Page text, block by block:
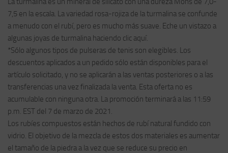
7,5 en la escala. La variedad rosa-rojiza de la turmalina se confunde
a menudo con el rubí, pero es mucho más suave. Eche un vistazo a
algunas joyas de turmalina haciendo clic aquí.
*Sólo algunos tipos de pulseras de tenis son elegibles. Los
descuentos aplicados a un pedido sólo están disponibles para el
artículo solicitado, y no se aplicarán a las ventas posteriores o a las
transferencias una vez finalizada la venta. Esta oferta no es
acumulable con ninguna otra. La promoción terminará a las 11:59
p.m. EST del 7 de marzo de 2021.
Los rubíes compuestos están hechos de rubí natural fundido con
vidrio. El objetivo de la mezcla de estos dos materiales es aumentar
el tamaño de la piedra a la vez que se reduce su precio en